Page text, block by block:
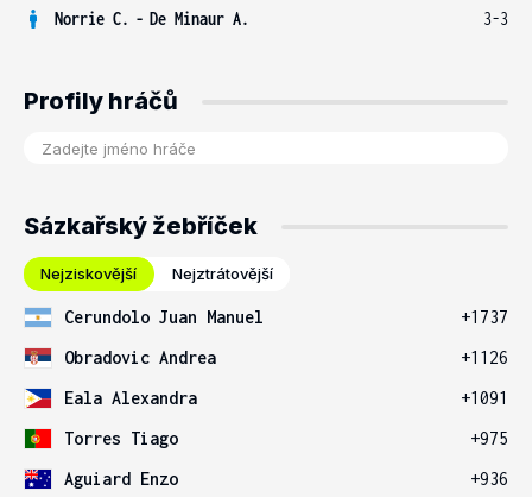
Norrie C. - De Minaur A. 3-3
Profily hráčů
Sázkařský žebříček
Nejziskovější Nejztrátovější
Cerundolo Juan Manuel
+1737
Obradovic Andrea
+1126
Eala Alexandra
+1091
Torres Tiago
+975
Aguiard Enzo
+936